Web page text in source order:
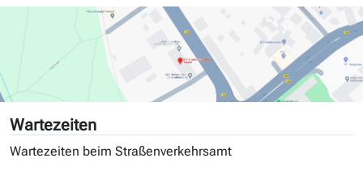
Wartezeiten
Wartezeiten beim Straßenverkehrsamt